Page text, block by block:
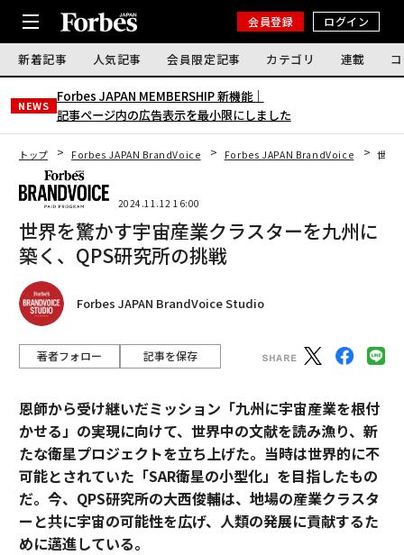
会員登録 ログイン
新着記事 人気記事 会員限定記事 カテゴリ 連載
NEWS
Forbes JAPAN MEMBERSHIP 新機能｜
記事ページ内の広告表示を最小限にしました
トップ Forbes JAPAN BrandVoice Forbes JAPAN BrandVoice 世界
2024.11.12 16:00
世界を驚かす宇宙産業クラスターを九州に
築く、QPS研究所の挑戦
Forbes JAPAN BrandVoice Studio
著者フォロー 記事を保存
恩師から受け継いだミッション「九州に宇宙産業を根付
かせる」の実現に向けて、世界中の文献を読み漁り、新
たな衛星プロジェクトを立ち上げた。当時は世界的に不
可能とされていた「SAR衛星の小型化」を目指したもの
だ。今、QPS研究所の大西俊輔は、地場の産業クラスタ
ーと共に宇宙の可能性を広げ、人類の発展に貢献するた
めに邁進している。